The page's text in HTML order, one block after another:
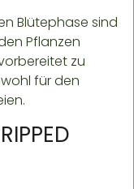
Blütephase sind
Pflanzen
zu
für den